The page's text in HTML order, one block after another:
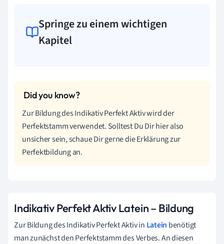
Springe zu einem wichtigen
Kapitel
Zur Bildung des Indikativ Perfekt Aktiv wird der
Perfektstamm verwendet. Solltest Du Dir hier also
unsicher sein, schaue Dir gerne die Erklärung zur
Perfektbildung an.
Indikativ Perfekt Aktiv Latein – Bildung
Zur Bildung des Indikativ Perfekt Aktiv in Latein benötigt
man zunächst den Perfektstamm des Verbes. An diesen